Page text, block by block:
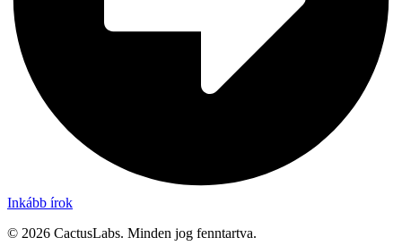
Inkább írok
© 2026 CactusLabs. Minden jog fenntartva.